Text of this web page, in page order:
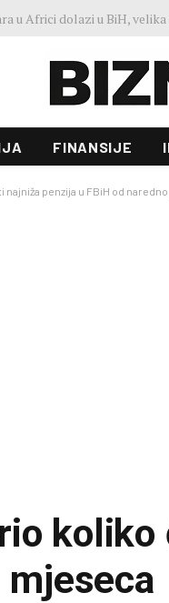
FINANSIJE
penzija u FBiH od
koliko
mjeseca